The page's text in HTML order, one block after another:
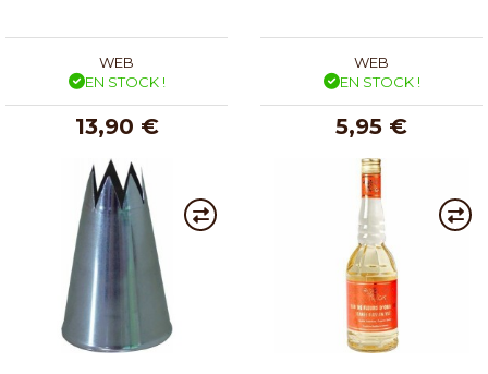
WEB
EN STOCK !
13,90 €
WEB
EN STOCK !
5,95 €